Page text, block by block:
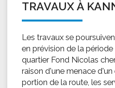
TRAVAUX À
Les travaux se
en prévision de la
quartier Fond Nicolas
raison d'une menace
portion de la route, les